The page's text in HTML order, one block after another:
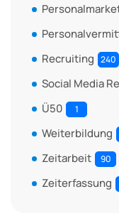
Recruiting 240
Social Media
Ü50 1
Weiterbildung
Zeitarbeit 90
Zeiterfassung